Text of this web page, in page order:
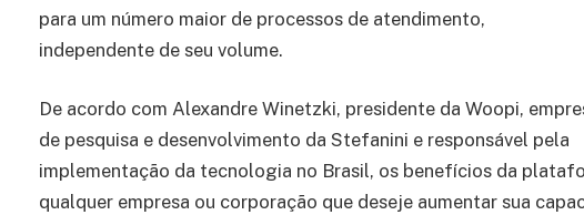
para um número maior de processos de atendimento,
independente de seu volume.
De acordo com Alexandre Winetzki, presidente da Woopi,
de pesquisa e desenvolvimento da Stefanini e responsável pela
implementação da tecnologia no Brasil, os benefícios da
qualquer empresa ou corporação que deseje aumentar sua